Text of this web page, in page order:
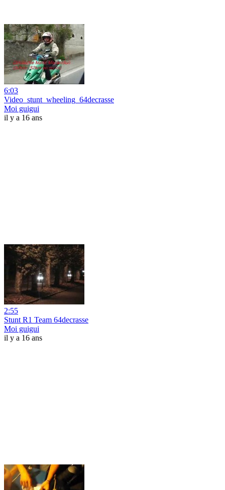
6:03
Video_stunt_wheeling_64decrasse
Moi guigui
il y a 16 ans
2:55
Stunt R1 Team 64decrasse
Moi guigui
il y a 16 ans